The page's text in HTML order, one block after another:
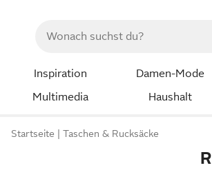
Inspiration Damen-Mode
Multimedia
Haushalt
Startseite Taschen & Rucksäcke